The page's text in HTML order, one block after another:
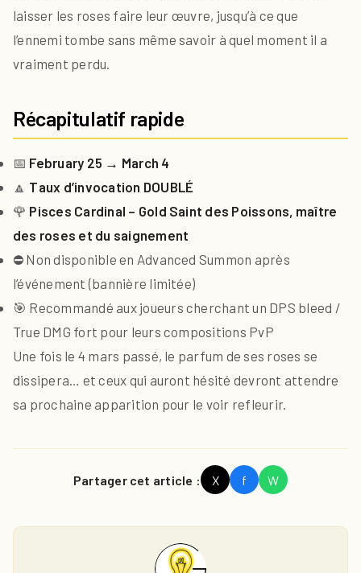
laisser les roses faire leur œuvre, jusqu’à ce que
l’ennemi tombe sans même savoir à quel moment il a
vraiment perdu.
Récapitulatif rapide
📅 February 25 → March 4
🔼 Taux d’invocation DOUBLÉ
🌹 Pisces Cardinal – Gold Saint des Poissons, maître
des roses et du saignement
⛔ Non disponible en Advanced Summon après
l’événement (bannière limitée)
🎯 Recommandé aux joueurs cherchant un DPS bleed /
True DMG fort pour leurs compositions PvP
Une fois le 4 mars passé, le parfum de ses roses se
dissipera… et ceux qui auront hésité devront attendre
sa prochaine apparition pour le voir refleurir.
Partager cet article : X f W